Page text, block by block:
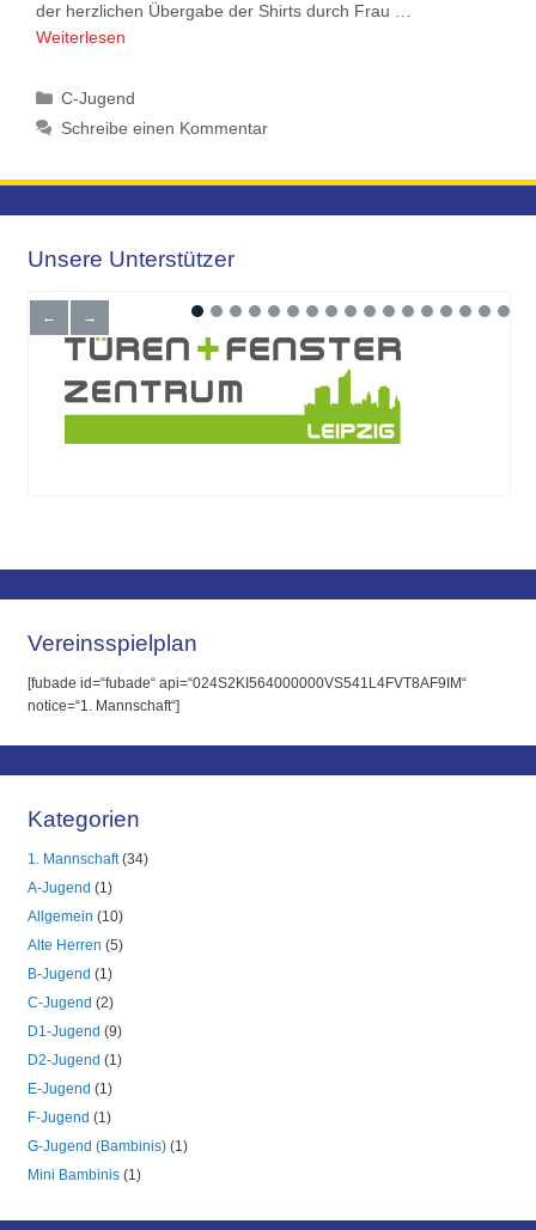
der herzlichen Übergabe der Shirts durch Frau …
Weiterlesen
Kategorien
C-Jugend
Schreibe einen Kommentar
Unsere Unterstützer
← →
Vereinsspielplan
[fubade id=“fubade“ api=“024S2KI564000000VS541L4FVT8AF9IM“
notice=“1. Mannschaft“]
Kategorien
1. Mannschaft(34)
A-Jugend (1)
Allgemein (10)
Alte Herren (5)
B-Jugend (1)
C-Jugend (2)
D1-Jugend (9)
D2-Jugend (1)
E-Jugend (1)
F-Jugend (1)
G-Jugend (Bambinis) (1)
Mini Bambinis (1)